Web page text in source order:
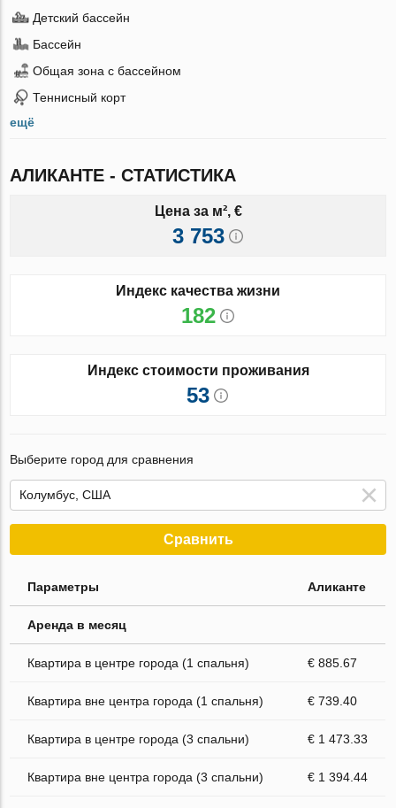
Детский бассейн
Бассейн
Общая зона с бассейном
Теннисный корт
ещё
АЛИКАНТЕ - СТАТИСТИКА
Цена за м², €
3 753
Индекс качества жизни
182
Индекс стоимости проживания
53
Выберите город для сравнения
Сравнить
Параметры Аликанте
Аренда в месяц
Квартира в центре города (1 спальня) € 885.67
Квартира вне центра города (1 спальня) € 739.40
Квартира в центре города (3 спальни) € 1 473.33
Квартира вне центра города (3 спальни) € 1 394.44